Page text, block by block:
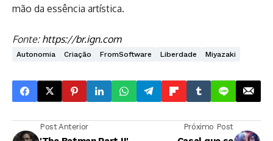
mão da essência artística.
Fonte: https://br.ign.com
Autonomia Criação FromSoftware Liberdade Miyazaki
Post Anterior Próximo Post